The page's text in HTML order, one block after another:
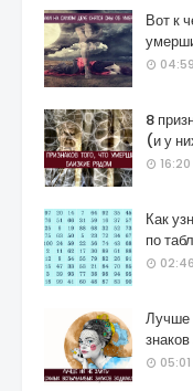
Вот к
04:59
8
(и у
16:20
Как
по
02:46
Лучше
05:01